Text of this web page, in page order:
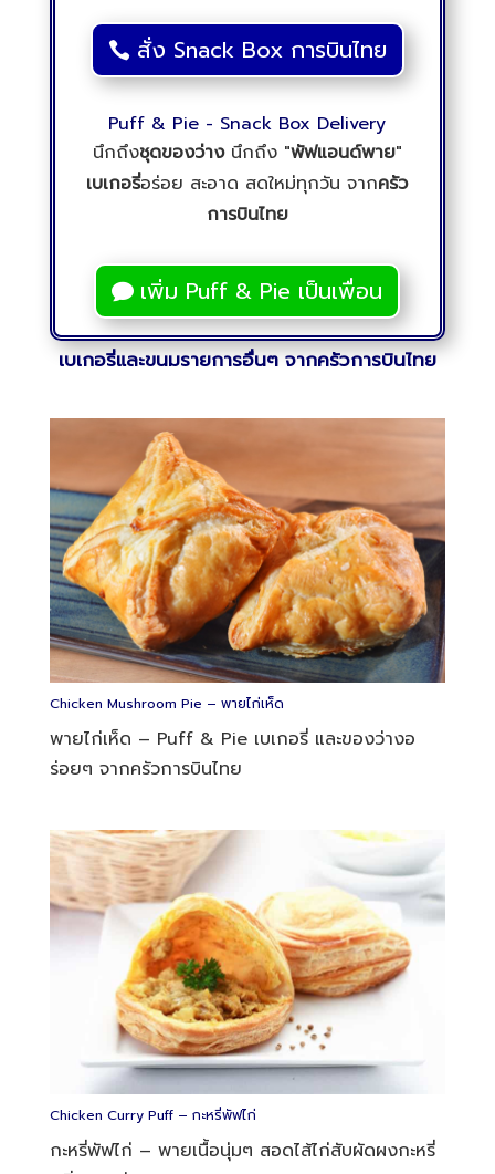
สั่ง Snack Box การบินไทย
Puff & Pie - Snack Box Delivery
นึกถึงชุดของว่างนึกถึง "พัฟแอนด์พาย"
เบเกอรี่อร่อย สะอาด สดใหม่ทุกวัน จากครัว
การบินไทย
เพิ่ม Puff & Pie เป็นเพื่อน
เบเกอรี่และขนมรายการอื่นๆ จากครัวการบินไทย
Chicken Mushroom Pie – พายไก่เห็ด
พายไก่เห็ด – Puff & Pie เบเกอรี่ และของว่างอ
ร่อยๆ จากครัวการบินไทย
Chicken Curry Puff – กะหรี่พัฟไก่
กะหรี่พัฟไก่ – พายเนื้อนุ่มๆ สอดไส้ไก่สับผัดผงกะหรี่